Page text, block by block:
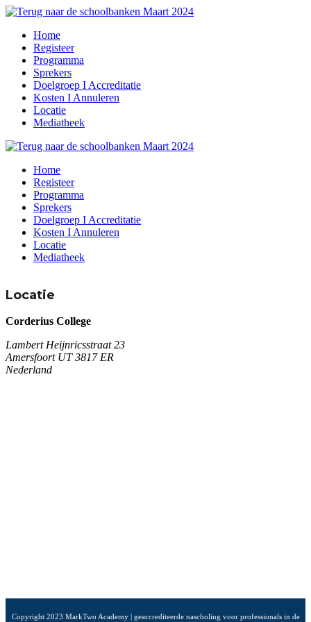
Home
Registeer
Programma
Sprekers
Doelgroep I Accreditatie
Kosten I Annuleren
Locatie
Mediatheek
Home
Registeer
Programma
Sprekers
Doelgroep I Accreditatie
Kosten I Annuleren
Locatie
Mediatheek
Locatie
Corderius College
Lambert Heijnricsstraat 23
Amersfoort UT 3817 ER
Nederland
Copyright 2023 MarkTwo Academy | geaccrediteerde nascholing voor professionals in de